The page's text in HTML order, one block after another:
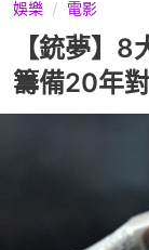
娛樂 電影
【銃夢】
籌備20年